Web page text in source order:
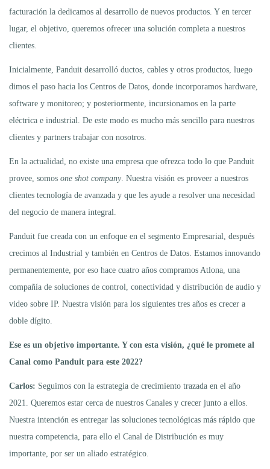
facturación la dedicamos al desarrollo de nuevos productos. Y en tercer
lugar, el objetivo, queremos ofrecer una solución completa a nuestros
clientes.
Inicialmente, Panduit desarrolló ductos, cables y otros productos, luego
dimos el paso hacia los Centros de Datos, donde incorporamos hardware,
software y monitoreo; y posteriormente, incursionamos en la parte
eléctrica e industrial. De este modo es mucho más sencillo para nuestros
clientes y partners trabajar con nosotros.
En la actualidad, no existe una empresa que ofrezca todo lo que Panduit
provee, somos one shot company. Nuestra visión es proveer a nuestros
clientes tecnología de avanzada y que les ayude a resolver una necesidad
del negocio de manera integral.
Panduit fue creada con un enfoque en el segmento Empresarial, después
crecimos al Industrial y también en Centros de Datos. Estamos innovando
permanentemente, por eso hace cuatro años compramos Atlona, una
compañía de soluciones de control, conectividad y distribución de audio y
video sobre IP. Nuestra visión para los siguientes tres años es crecer a
doble dígito.
Ese es un objetivo importante. Y con esta visión, ¿qué le promete al
Canal como Panduit para este 2022?
Carlos: Seguimos con la estrategia de crecimiento trazada en el año
2021. Queremos estar cerca de nuestros Canales y crecer junto a ellos.
Nuestra intención es entregar las soluciones tecnológicas más rápido que
nuestra competencia, para ello el Canal de Distribución es muy
importante, por ser un aliado estratégico.